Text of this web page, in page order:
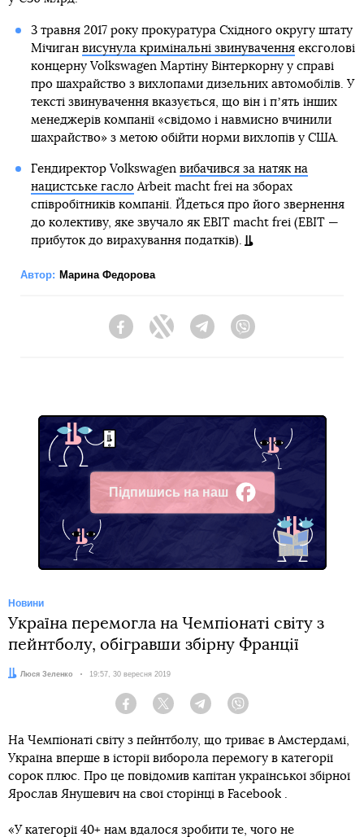
3 травня 2017 року прокуратура Східного округу штату
Мічиган висунула кримінальні звинуваченняексголові
концерну Volkswagen Мартіну Вінтеркорну у справі
про шахрайство з вихлопами дизельних автомобілів. У
тексті звинувачення вказується, що він і пʼять інших
менеджерів компанії «свідомо і навмисно вчинили
шахрайство» з метою обійти норми вихлопів у США.
Гендиректор Volkswagen вибачився за натяк на
нацистське гаслоАrbeit macht frei на зборах
співробітників компанії. Йдеться про його звернення
до колективу, яке звучало як EBIT macht frei (EBIT —
прибуток до вирахування податків).
Автор: Марина Федорова
FacebookTwitter Telegram
Підпишись на наш
Facebook
Новини
Україна перемогла на Чемпіонаті світу з
пейнтболу, обігравши збірну Франції
Автор:
Люся Зеленко Дата:
19:57, 30 вересня 2019
Facebook Twitter Telegram
На Чемпіонаті світу з пейнтболу, що триває в Амстердамі,
Україна вперше в історії виборола перемогу в категорії
сорок плюс. Про це повідомив капітан української збірної
Ярослав Янушевич на свої сторінці в Facebook .
«У категорії 40+ нам вдалося зробити те, чого не